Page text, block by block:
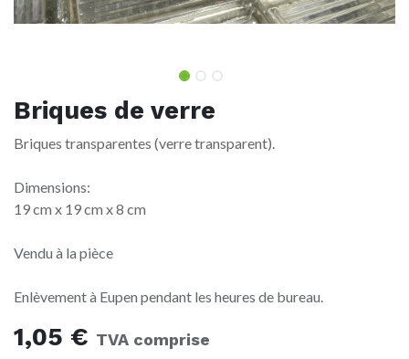
Briques de verre
Briques transparentes (verre transparent).
Dimensions:
19 cm x 19 cm x 8 cm
Vendu à la pièce
Enlèvement à Eupen pendant les heures de bureau.
1,05 € TVA comprise